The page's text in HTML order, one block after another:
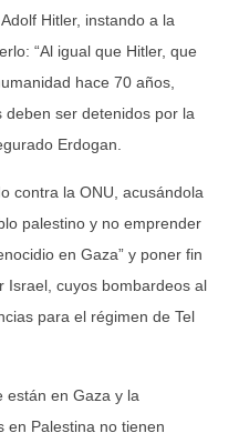
Hitler, instando a la
“Al igual que Hitler, que
hace 70 años,
deben ser detenidos por la
Erdogan.
contra la ONU, acusándola
palestino y no emprender
en Gaza” y poner fin
Israel, cuyos bombardeos al
para el régimen de Tel
están en Gaza y la
en Palestina no tienen